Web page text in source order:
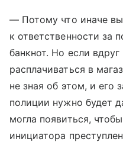
— Потому что иначе
к ответственности за
банкнот. Но если вдруг
расплачиваться в
не зная об этом, и его
полиции нужно будет
могла появиться,
инициатора